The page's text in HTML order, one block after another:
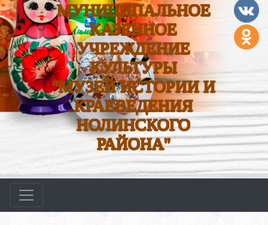
МУНИЦИПАЛЬНОЕ
КАЗЕННОЕ
УЧРЕЖДЕНИЕ
КУЛЬТУРЫ
"МУЗЕЙ ИСТОРИИ И
КРАЕВЕДЕНИЯ
НОЛИНСКОГО
РАЙОНА"